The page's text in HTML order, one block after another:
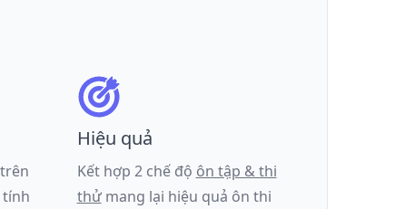
tính
Hiệu quả
Kết hợp 2 chế độ ôn tập & thi
thửmang lại hiệu quả ôn thi